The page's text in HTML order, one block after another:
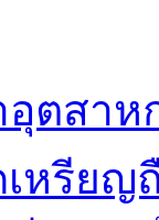
อุตสา
หรียญ